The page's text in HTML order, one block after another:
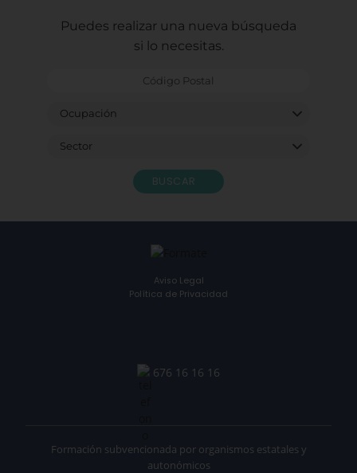
Puedes realizar una nueva búsqueda
si lo necesitas.
BUSCAR
Aviso Legal
Política de Privacidad
676 16 16 16
Formación subvencionada por organismos estatales y
autonómicos